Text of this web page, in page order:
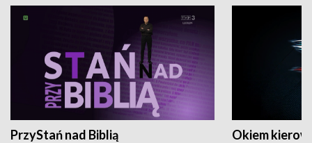
PrzyStań nad Biblią Okiem